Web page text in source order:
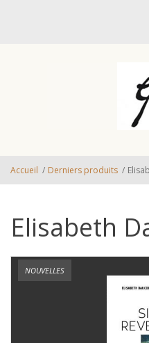
Accueil / Derniers produits /
Elisabeth
NOUVELLES